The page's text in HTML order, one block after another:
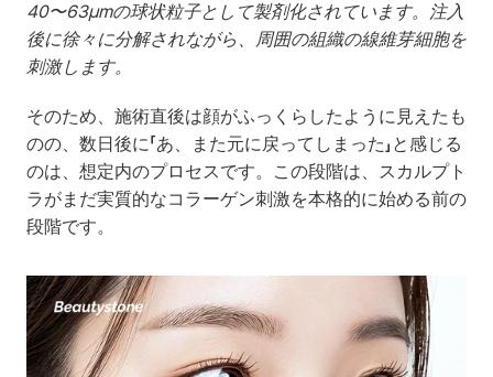
40〜63μmの球状粒子として製剤化されています。注入
後に徐々に分解されながら、周囲の組織の線維芽細胞を
刺激します。
そのため、施術直後は顔がふっくらしたように見えたも
のの、数日後に「あ、また元に戻ってしまった」と感じる
のは、想定内のプロセスです。この段階は、スカルプト
ラがまだ実質的なコラーゲン刺激を本格的に始める前の
段階です。